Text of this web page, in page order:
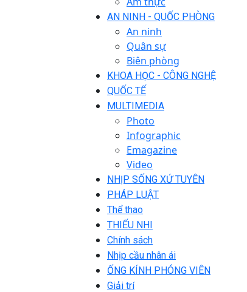
AN NINH - QUỐC PHÒNG
An ninh
Quân sự
Biên phòng
KHOA HỌC - CÔNG NGHỆ
QUỐC TẾ
MULTIMEDIA
Photo
Infographic
Emagazine
Video
NHỊP SỐNG XỨ TUYÊN
PHÁP LUẬT
Thể thao
THIẾU NHI
Chính sách
Nhịp cầu nhân ái
ỐNG KÍNH PHÓNG VIÊN
Giải trí